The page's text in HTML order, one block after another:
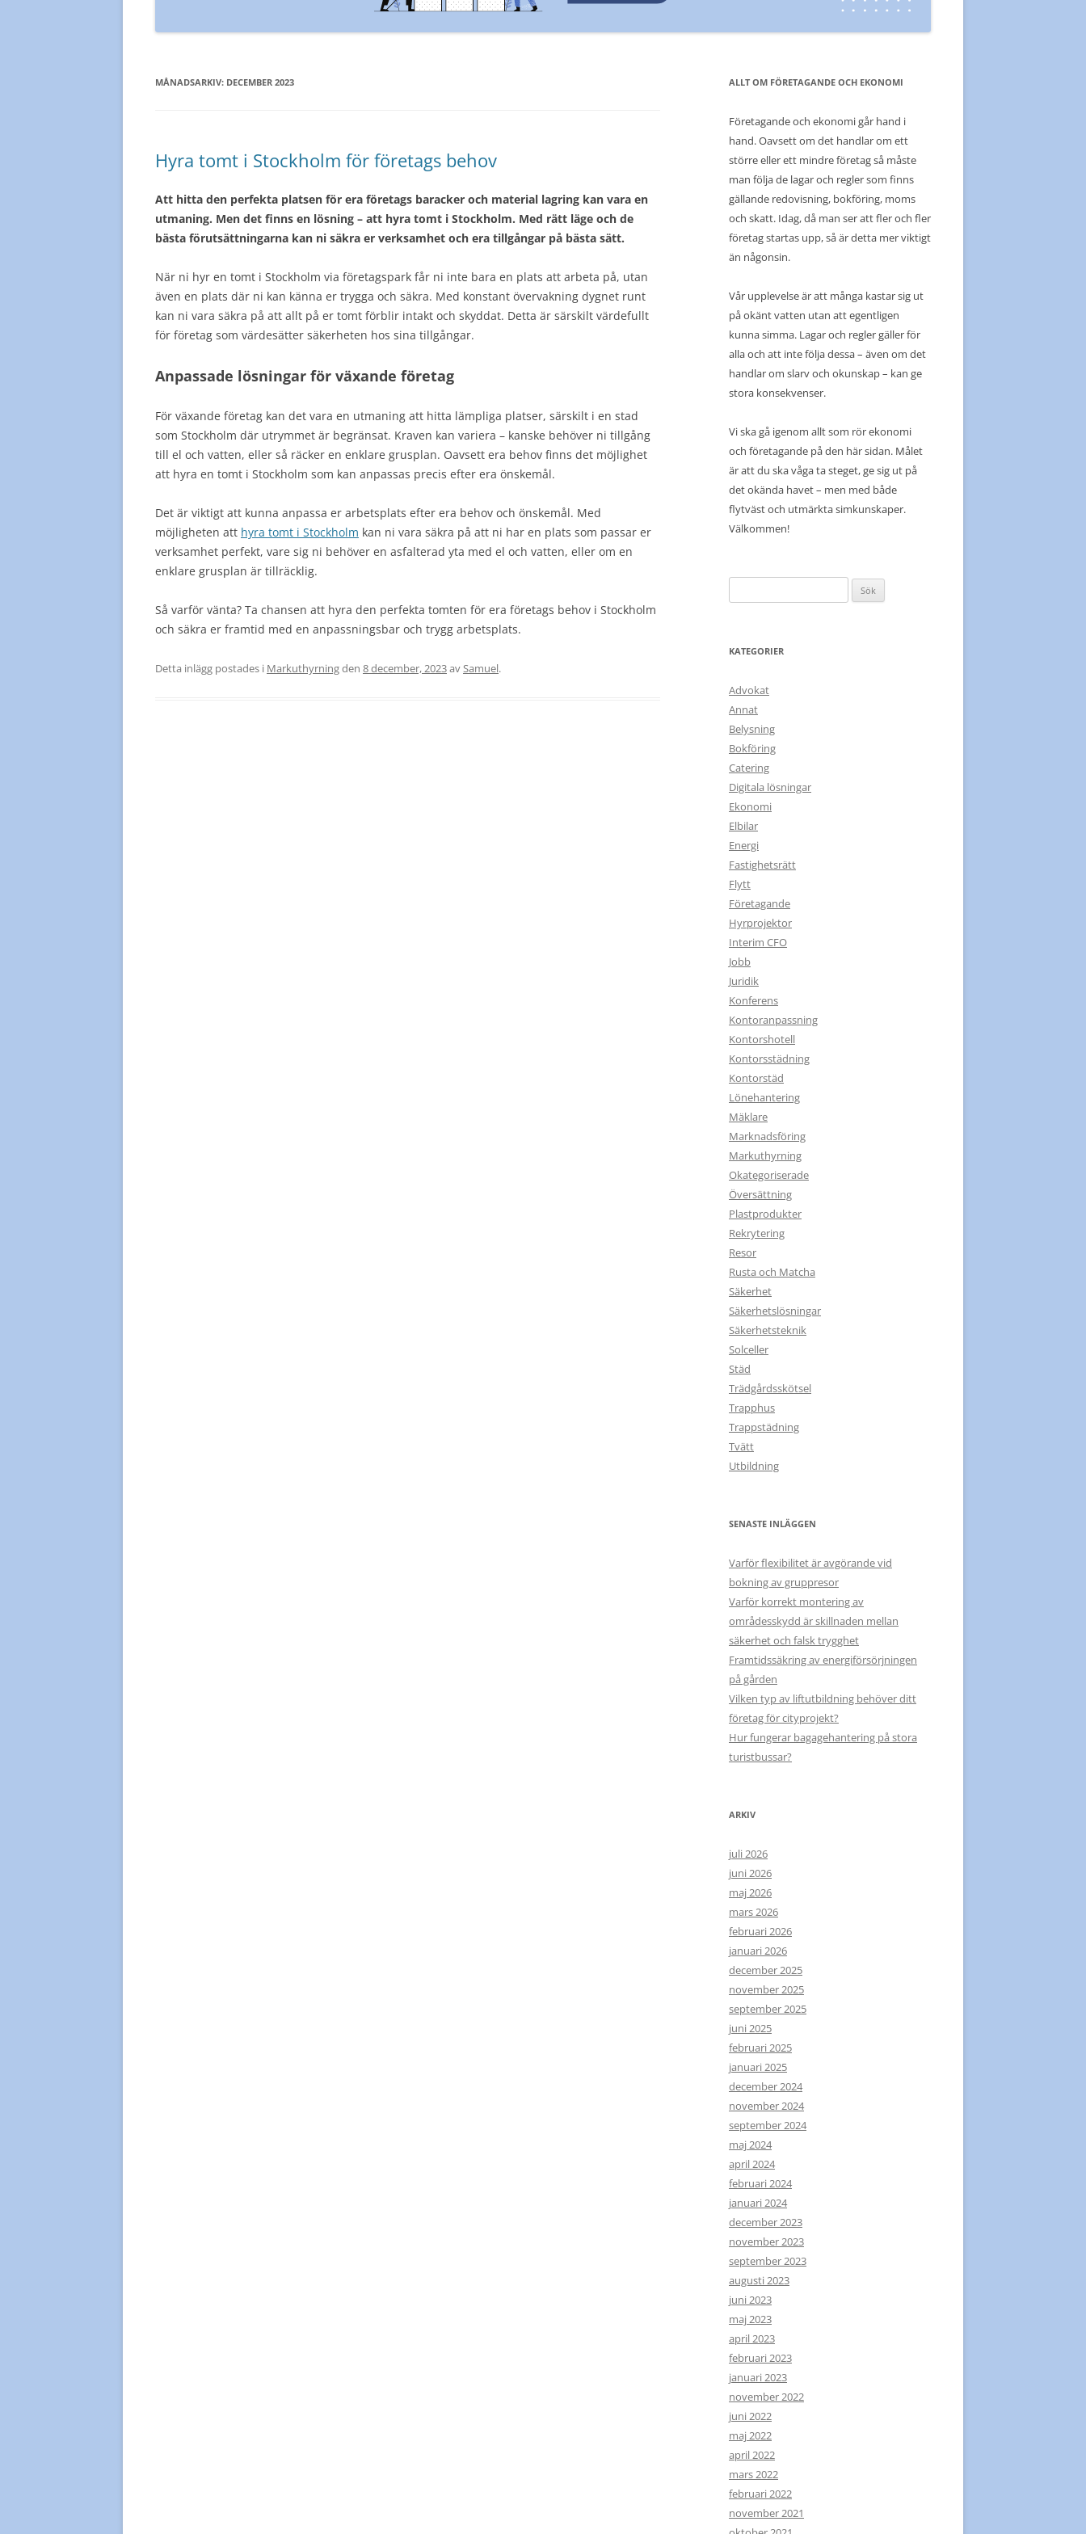
MÅNADSARKIV: DECEMBER 2023
Hyra tomt i Stockholm för företags behov
Att hitta den perfekta platsen för era företags baracker och material lagring kan vara en
utmaning. Men det finns en lösning – att hyra tomt i Stockholm. Med rätt läge och de
bästa förutsättningarna kan ni säkra er verksamhet och era tillgångar på bästa sätt.
När ni hyr en tomt i Stockholm via företagspark får ni inte bara en plats att arbeta på, utan
även en plats där ni kan känna er trygga och säkra. Med konstant övervakning dygnet runt
kan ni vara säkra på att allt på er tomt förblir intakt och skyddat. Detta är särskilt värdefullt
för företag som värdesätter säkerheten hos sina tillgångar.
Anpassade lösningar för växande företag
För växande företag kan det vara en utmaning att hitta lämpliga platser, särskilt i en stad
som Stockholm där utrymmet är begränsat. Kraven kan variera – kanske behöver ni tillgång
till el och vatten, eller så räcker en enklare grusplan. Oavsett era behov finns det möjlighet
att hyra en tomt i Stockholm som kan anpassas precis efter era önskemål.
Det är viktigt att kunna anpassa er arbetsplats efter era behov och önskemål. Med
möjligheten att hyra tomt i Stockholm kan ni vara säkra på att ni har en plats som passar er
verksamhet perfekt, vare sig ni behöver en asfalterad yta med el och vatten, eller om en
enklare grusplan är tillräcklig.
Så varför vänta? Ta chansen att hyra den perfekta tomten för era företags behov i Stockholm
och säkra er framtid med en anpassningsbar och trygg arbetsplats.
Detta inlägg postades i Markuthyrningden 8 december, 2023avSamuel.
ALLT OM FÖRETAGANDE OCH EKONOMI
Företagande och ekonomi går hand i
hand. Oavsett om det handlar om ett
större eller ett mindre företag så måste
man följa de lagar och regler som finns
gällande redovisning, bokföring, moms
och skatt. Idag, då man ser att fler och fler
företag startas upp, så är detta mer viktigt
än någonsin.
Vår upplevelse är att många kastar sig ut
på okänt vatten utan att egentligen
kunna simma. Lagar och regler gäller för
alla och att inte följa dessa – även om det
handlar om slarv och okunskap – kan ge
stora konsekvenser.
Vi ska gå igenom allt som rör ekonomi
och företagande på den här sidan. Målet
är att du ska våga ta steget, ge sig ut på
det okända havet – men med både
flytväst och utmärkta simkunskaper.
Välkommen!
efter:
KATEGORIER
Advokat
Annat
Belysning
Bokföring
Catering
Digitala lösningar
Ekonomi
Elbilar
Energi
Fastighetsrätt
Flytt
Företagande
Hyrprojektor
Interim CFO
Jobb
Juridik
Konferens
Kontoranpassning
Kontorshotell
Kontorsstädning
Kontorstäd
Lönehantering
Mäklare
Marknadsföring
Markuthyrning
Okategoriserade
Översättning
Plastprodukter
Rekrytering
Resor
Rusta och Matcha
Säkerhet
Säkerhetslösningar
Säkerhetsteknik
Solceller
Städ
Trädgårdsskötsel
Trapphus
Trappstädning
Tvätt
Utbildning
SENASTE INLÄGGEN
Varför flexibilitet är avgörande vid
bokning av gruppresor
Varför korrekt montering av
områdesskydd är skillnaden mellan
säkerhet och falsk trygghet
Framtidssäkring av energiförsörjningen
på gården
Vilken typ av liftutbildning behöver ditt
företag för cityprojekt?
Hur fungerar bagagehantering på stora
turistbussar?
ARKIV
juli 2026
juni 2026
maj 2026
mars 2026
februari 2026
januari 2026
december 2025
november 2025
september 2025
juni 2025
februari 2025
januari 2025
december 2024
november 2024
september 2024
maj 2024
april 2024
februari 2024
januari 2024
december 2023
november 2023
september 2023
augusti 2023
juni 2023
maj 2023
april 2023
februari 2023
januari 2023
november 2022
juni 2022
maj 2022
april 2022
mars 2022
februari 2022
november 2021